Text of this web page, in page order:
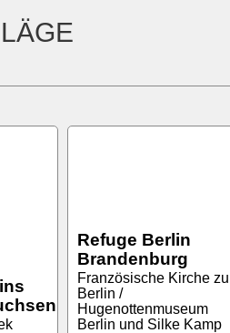
Refuge Berlin
Brandenburg
Französische Kirche zu
Berlin /
Hugenottenmuseum
Berlin und Silke Kamp